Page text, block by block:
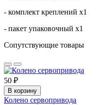
- комплект креплений х1
- пакет упаковочный х1
Сопутствующие товары
50 ₽
В корзину
Колено сервопривода